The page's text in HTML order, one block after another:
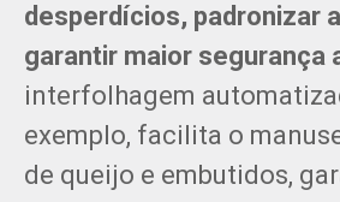
desperdícios, padronizar
garantir maior segurança
interfolhagem
exemplo, facilita o
de queijo e embutidos,